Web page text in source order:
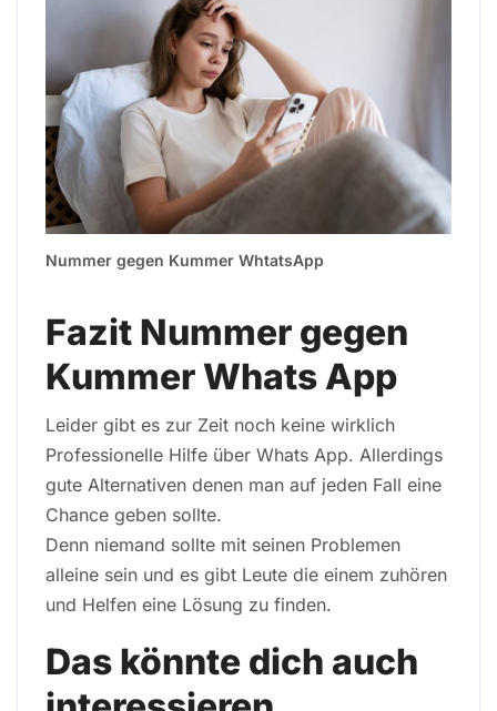
Nummer gegen Kummer WhtatsApp
Fazit Nummer gegen
Kummer Whats App
Leider gibt es zur Zeit noch keine wirklich
Professionelle Hilfe über Whats App. Allerdings
gute Alternativen denen man auf jeden Fall eine
Chance geben sollte.
Denn niemand sollte mit seinen Problemen
alleine sein und es gibt Leute die einem zuhören
und Helfen eine Lösung zu finden.
Das könnte dich auch